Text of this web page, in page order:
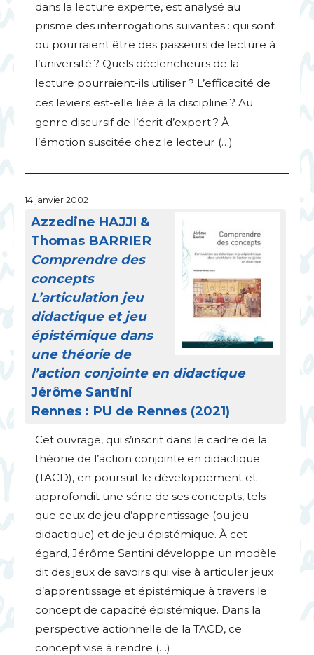
dans la lecture experte, est analysé au
prisme des interrogations suivantes : qui sont
ou pourraient être des passeurs de lecture à
l’université ? Quels déclencheurs de la
lecture pourraient-ils utiliser ? L’efficacité de
ces leviers est-elle liée à la discipline ? Au
genre discursif de l’écrit d’expert? À
l’émotion suscitée chez le lecteur (…)
14 janvier 2002
Azzedine HAJJI &
Thomas BARRIER
Comprendre des
concepts
L’articulation jeu
didactique et jeu
épistémique dans
une théorie de
l’action conjointe en didactique
Jérôme Santini
Rennes : PU de Rennes (2021)
Cet ouvrage, qui s’inscrit dans le cadre de la
théorie de l’action conjointe en didactique
(TACD), en poursuit le développement et
approfondit une série de ses concepts, tels
que ceux de jeu d’apprentissage (ou jeu
didactique) et de jeu épistémique. À cet
égard, Jérôme Santini développe un modèle
dit des jeux de savoirs qui vise à articuler jeux
d’apprentissage et épistémique à travers le
concept de capacité épistémique. Dans la
perspective actionnelle de la TACD, ce
concept vise à rendre (…)